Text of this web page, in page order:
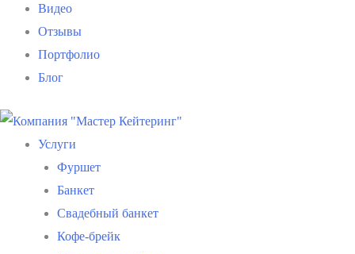
Видео
Отзывы
Портфолио
Блог
Услуги
Фуршет
Банкет
Свадебный банкет
Кофе-брейк